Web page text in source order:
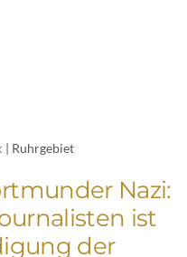
| Ruhrgebiet
Nazi:
ist
der